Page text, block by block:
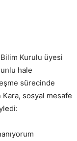
Bilim Kurulu üyesi
hale
sürecinde
sosyal mesafe